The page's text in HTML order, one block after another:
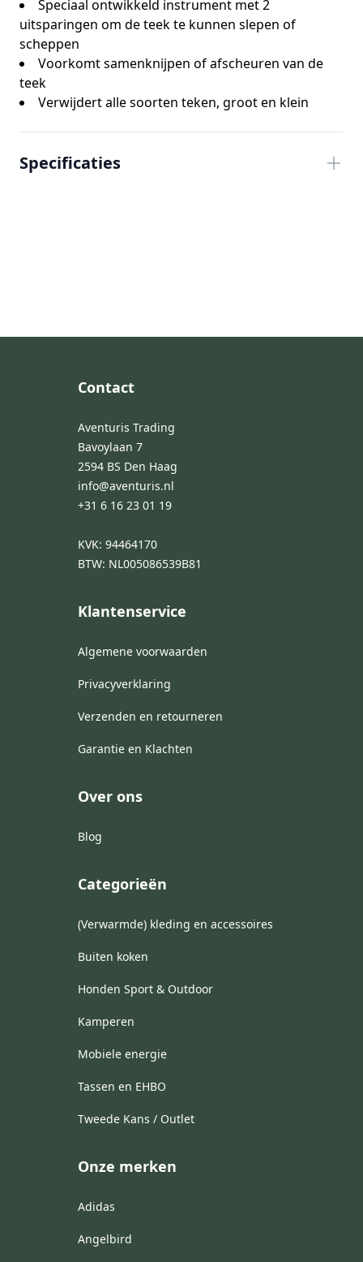
Speciaal ontwikkeld instrument met 2
uitsparingen om de teek te kunnen slepen of
scheppen
Voorkomt samenknijpen of afscheuren van de
teek
Verwijdert alle soorten teken, groot en klein
Specificaties
Contact
Aventuris Trading
Bavoylaan 7
2594 BS Den Haag
info@aventuris.nl
+31 6 16 23 01 19
KVK: 94464170
BTW: NL005086539B81
Klantenservice
Algemene voorwaarden
Privacyverklaring
Verzenden en retourneren
Garantie en Klachten
Over ons
Blog
Categorieën
(Verwarmde) kleding en accessoires
Buiten koken
Honden Sport & Outdoor
Kamperen
Mobiele energie
Tassen en EHBO
Tweede Kans / Outlet
Onze merken
Adidas
Angelbird